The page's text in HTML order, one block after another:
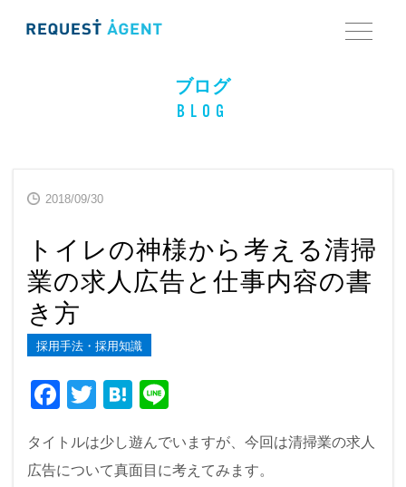
ブログ
BLOG
2018/09/30
トイレの神様から考える清掃
業の求人広告と仕事内容の書
き方
採用手法・採用知識
F
c
T
tt
H
e
e
タイトルは少し遊んでいますが、今回は清掃業の求人
広告について真面目に考えてみます。